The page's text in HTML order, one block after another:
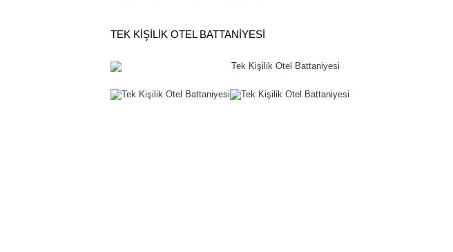
TEK KIŞILIK OTEL BATTANIYESI